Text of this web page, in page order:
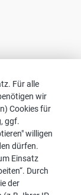
Für alle
wir
Cookies für
ggf.
willigen
dürfen.
Einsatz
Durch
der